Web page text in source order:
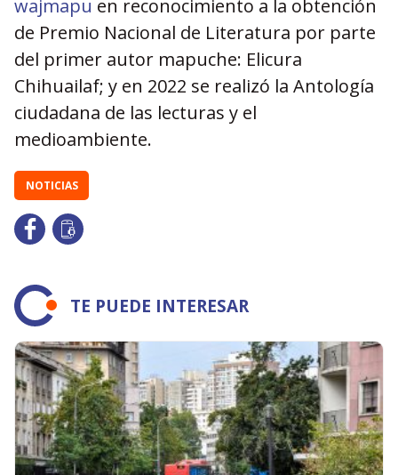
wajmapu en reconocimiento a la obtención
de Premio Nacional de Literatura por parte
del primer autor mapuche: Elicura
Chihuailaf; y en 2022 se realizó la Antología
ciudadana de las lecturas y el
medioambiente.
NOTICIAS
TE PUEDE INTERESAR